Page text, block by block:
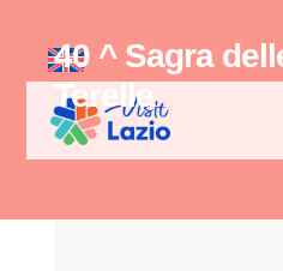
40 ^ Sagra
Terelle